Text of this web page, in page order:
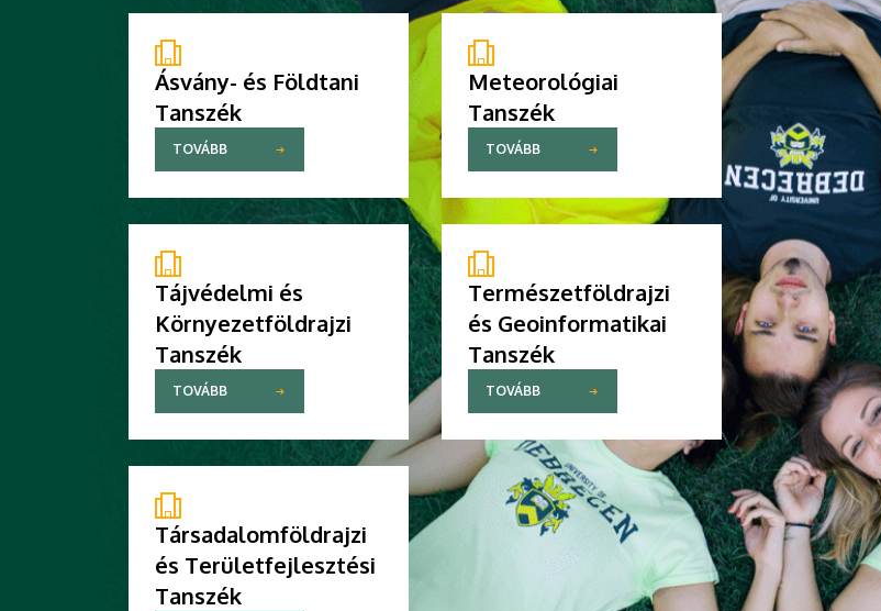
Ásvány- és Földtani
Tanszék
TOVÁBB
Meteorológiai
Tanszék
TOVÁBB
Tájvédelmi és
Környezetföldrajzi
Tanszék
TOVÁBB
Természetföldrajzi
és Geoinformatikai
Tanszék
TOVÁBB
Társadalomföldrajzi
és Területfejlesztési
Tanszék